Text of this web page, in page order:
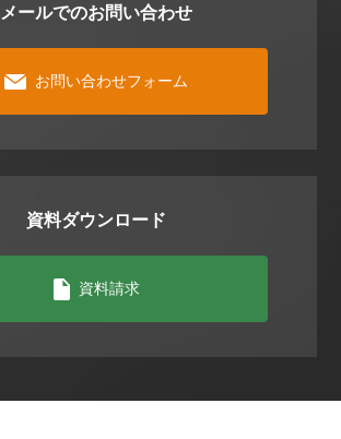
メールでのお問い合わせ
お問い合わせフォーム
資料ダウンロード
資料請求